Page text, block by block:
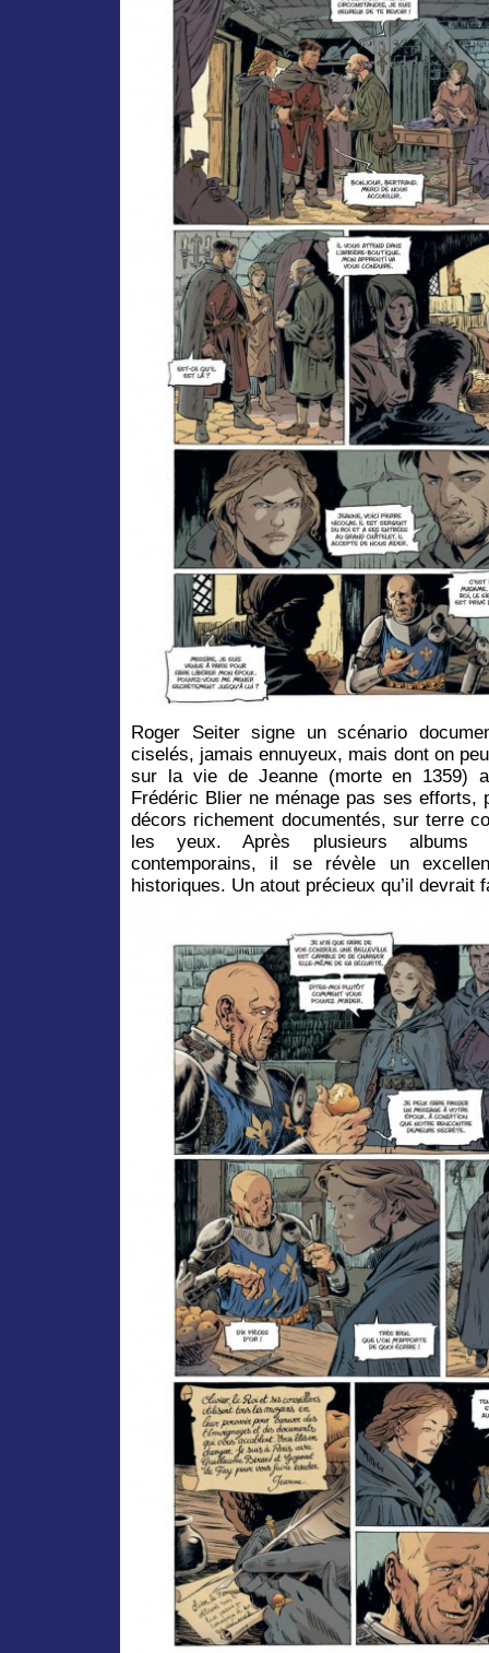
Roger Seiter signe un scénario
ciselés, jamais ennuyeux, mais dont on
sur la vie de Jeanne (morte en 1359)
Frédéric Blier ne ménage pas ses efforts,
décors richement documentés, sur terre
les yeux. Après plusieurs
contemporains, il se révèle un
historiques. Un atout précieux qu’il devrait